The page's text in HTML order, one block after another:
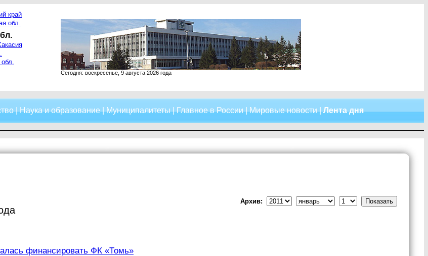
край
обл.
Сегодня: воскресенье, 9 августа 2026 года
|Наука и образование|Муниципалитеты|Главное в России|Мировые новости|Лента дня
Архив:
финансировать ФК «Томь»